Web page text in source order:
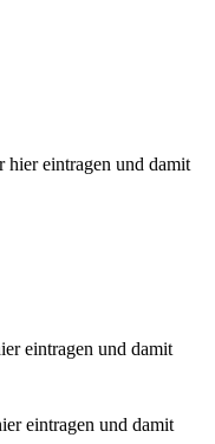
hier eintragen und damit
eintragen und damit
eintragen und damit